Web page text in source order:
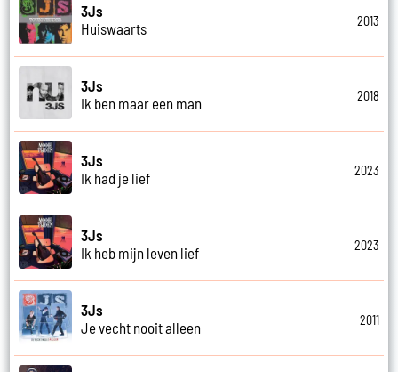
3Js
Huiswaarts
2013
3Js
Ik ben maar een man
2018
3Js
Ik had je lief
2023
3Js
Ik heb mijn leven lief
2023
3Js
Je vecht nooit alleen
2011